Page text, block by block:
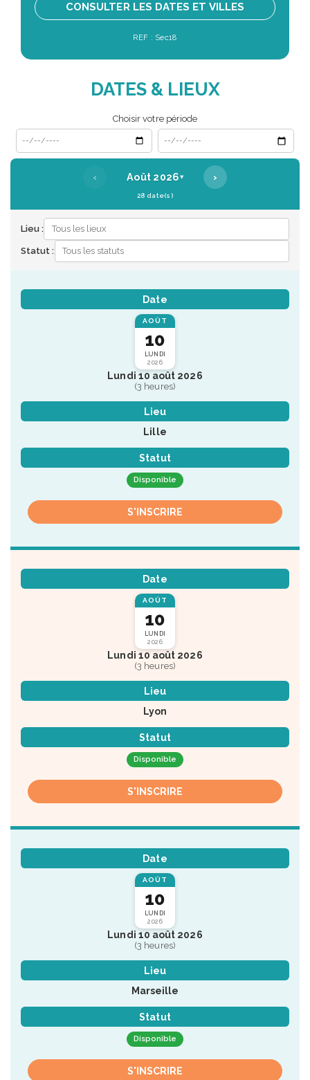
CONSULTER LES DATES ET VILLES
REF : Sec18
DATES & LIEUX
Choisir votre période
Date de début
Date de fin
‹ Août 2026▾ ›
28 date(s)
Lieu :
Statut :
Date
AOÛT
10
LUNDI
2026
Lundi 10 août 2026
(3 heures)
Lieu
Lille
Statut
Disponible
S'INSCRIRE
Date
AOÛT
10
LUNDI
2026
Lundi 10 août 2026
(3 heures)
Lieu
Lyon
Statut
Disponible
S'INSCRIRE
Date
AOÛT
10
LUNDI
2026
Lundi 10 août 2026
(3 heures)
Lieu
Marseille
Statut
Disponible
S'INSCRIRE